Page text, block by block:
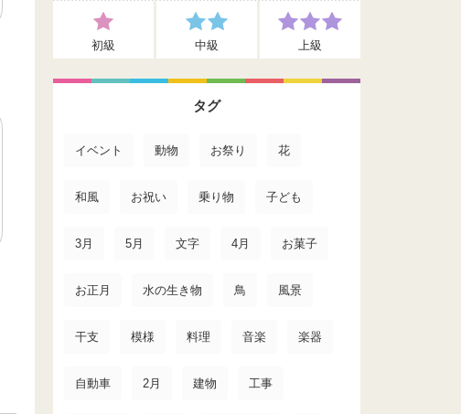
初級 中級 上級
タグ
イベント 動物 お祭り 花
和風 お祝い 乗り物 子ども
3月 5月 文字 4月 お菓子
お正月 水の生き物 鳥 風景
干支 模様 料理 音楽 楽器
自動車 2月 建物 工事